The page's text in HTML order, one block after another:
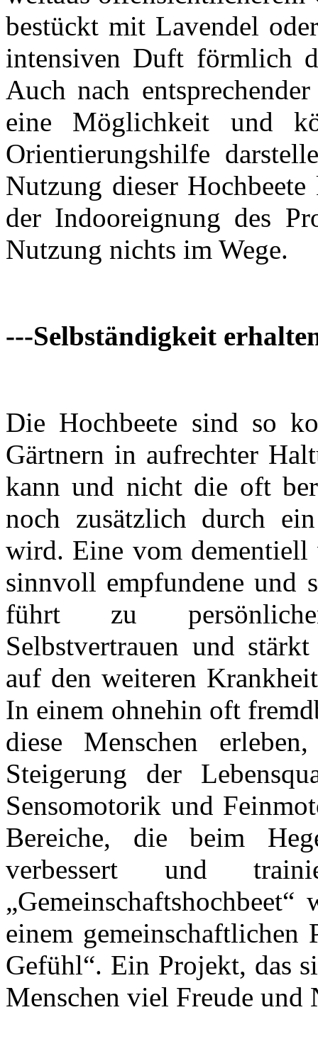
bestückt mit Lavendel
intensiven Duft förmlich
Auch nach
eine Möglichkeit und
Orientierungshilfe
Nutzung dieser
der Indooreignung des
Nutzung nichts im Wege.
---Selbständigkeit
Die Hochbeete sind so
Gärtnern in aufrechter
kann und nicht die oft
noch zusätzlich durch
wird. Eine vom dementiell
sinnvoll empfundene und
führt zu
Selbstvertrauen und
auf den weiteren
In einem ohnehin oft
diese Menschen
Steigerung der
Sensomotorik und
Bereiche, die beim
verbessert und
einem
Gefühl“. Ein Projekt, das
Menschen viel Freude und